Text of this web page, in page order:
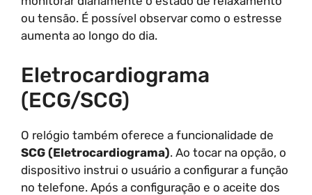
ou tensão. É possível observar como o estresse
aumenta ao longo do dia.
Eletrocardiograma
(ECG/SCG)
O relógio também oferece a funcionalidade de
SCG (Eletrocardiograma). Ao tocar na opção, o
dispositivo instrui o usuário a configurar a função
no telefone. Após a configuração e o aceite dos